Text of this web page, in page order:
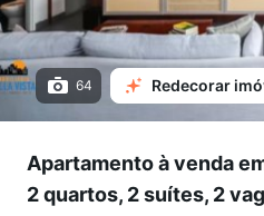
64 Redecorar
Apartamento à venda
2 quartos, 2 suítes, 2